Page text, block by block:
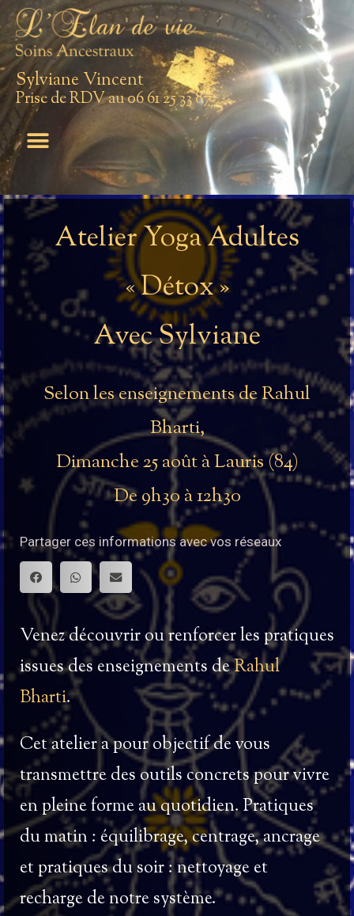
Sylviane Vincent
Prise de RDV au 06 61 25 33 87
Atelier Yoga Adultes
« Détox »
Avec Sylviane
Selon les enseignements de Rahul
Bharti,
Dimanche 25 août à Lauris (84)
De 9h30 à 12h30
Partager ces informations avec vos réseaux
Venez découvrir ou renforcer les pratiques
issues des enseignements deRahul
Bharti.
Cet atelier a pour objectif de vous
transmettre des outils concrets pour vivre
en pleine forme au quotidien. Pratiques
du matin : équilibrage, centrage, ancrage
et pratiques du soir : nettoyage et
recharge de notre système.